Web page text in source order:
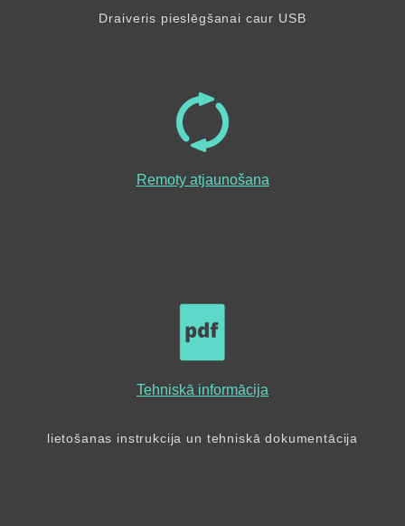
Draiveris pieslēgšanai caur USB
Remoty atjaunošana
Tehniskā informācija
lietošanas instrukcija un tehniskā dokumentācija